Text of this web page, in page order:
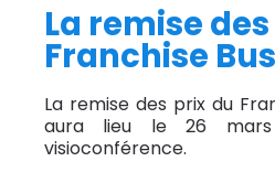
La remise
Franchise
La remise des prix du
aura lieu le 26
visioconférence.